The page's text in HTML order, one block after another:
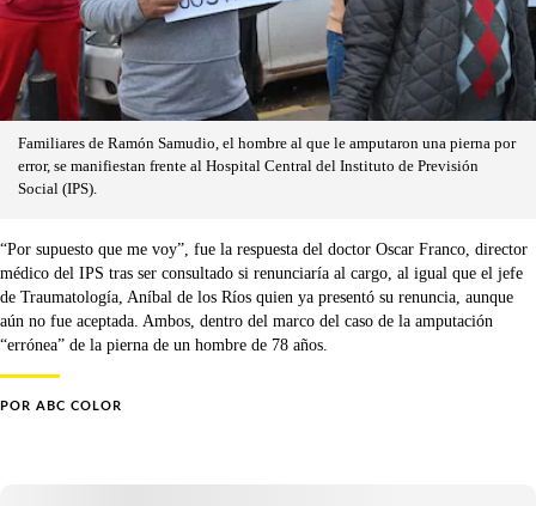
Familiares de Ramón Samudio, el hombre al que le amputaron una pierna por
error, se manifiestan frente al Hospital Central del Instituto de Previsión
Social (IPS).
“Por supuesto que me voy”, fue la respuesta del doctor Oscar Franco, director
médico del IPS tras ser consultado si renunciaría al cargo, al igual que el jefe
de Traumatología, Aníbal de los Ríos quien ya presentó su renuncia, aunque
aún no fue aceptada. Ambos, dentro del marco del caso de la amputación
“errónea” de la pierna de un hombre de 78 años.
POR ABC COLOR